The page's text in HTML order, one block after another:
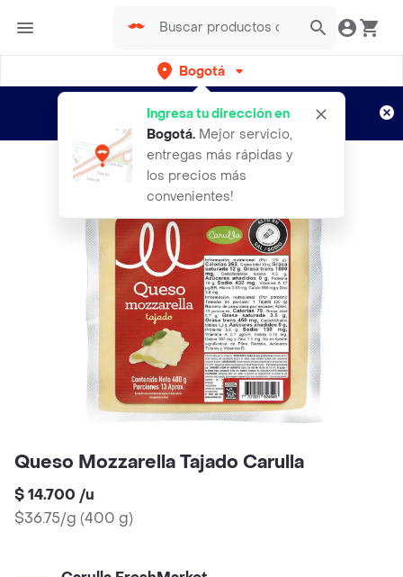
Bogotá
Ingresa tu dirección en
Bogotá. Mejor servicio,
entregas más rápidas y
los precios más
convenientes!
envíos gratis por semanas
Aplican TyC
Queso Mozzarella Tajado Carulla
$ 14.700 /u
$36.75/g (400 g)